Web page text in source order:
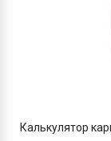
Калькулятор